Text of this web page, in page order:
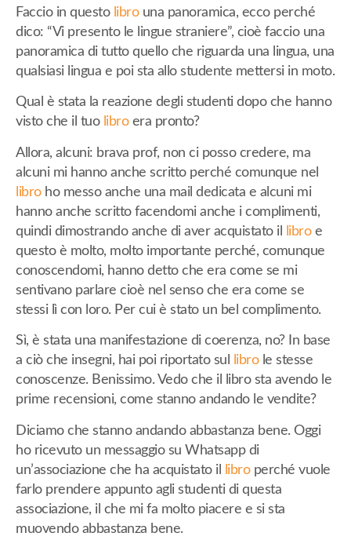
Faccio in questo librouna panoramica, ecco perché
dico: “Vi presento le lingue straniere”, cioè faccio una
panoramica di tutto quello che riguarda una lingua, una
qualsiasi lingua e poi sta allo studente mettersi in moto.
Qual è stata la reazione degli studenti dopo che hanno
visto che il tuo libroera pronto?
Allora, alcuni: brava prof, non ci posso credere, ma
alcuni mi hanno anche scritto perché comunque nel
libroho messo anche una mail dedicata e alcuni mi
hanno anche scritto facendomi anche i complimenti,
quindi dimostrando anche di aver acquistato il
libroe
questo è molto, molto importante perché, comunque
conoscendomi, hanno detto che era come se mi
sentivano parlare cioè nel senso che era come se
stessi lì con loro. Per cui è stato un bel complimento.
Sì, è stata una manifestazione di coerenza, no? In base
a ciò che insegni, hai poi riportato sul
librole stesse
conoscenze. Benissimo. Vedo che il libro sta avendo le
prime recensioni, come stanno andando le vendite?
Diciamo che stanno andando abbastanza bene. Oggi
ho ricevuto un messaggio su Whatsapp di
un’associazione che ha acquistato il
libroperché vuole
farlo prendere appunto agli studenti di questa
associazione, il che mi fa molto piacere e si sta
muovendo abbastanza bene.